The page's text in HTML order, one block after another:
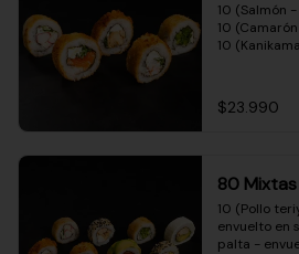
10 (Salmón
10
10
crema -
$23.990
80 Mixtas
10 (Pollo
envuelto en
palta -